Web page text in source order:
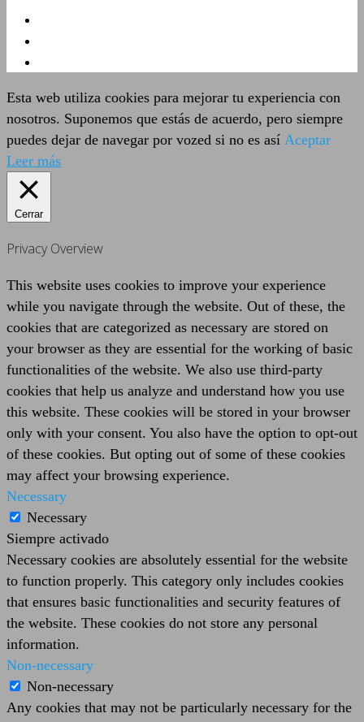
Esta web utiliza cookies para mejorar tu experiencia con
nosotros. Suponemos que estás de acuerdo, pero siempre
puedes dejar de navegar por vozed si no es así Aceptar
Leer más
Cerrar
Privacy Overview
This website uses cookies to improve your experience
while you navigate through the website. Out of these, the
cookies that are categorized as necessary are stored on
your browser as they are essential for the working of basic
functionalities of the website. We also use third-party
cookies that help us analyze and understand how you use
this website. These cookies will be stored in your browser
only with your consent. You also have the option to opt-out
of these cookies. But opting out of some of these cookies
may affect your browsing experience.
Necessary
Necessary
Siempre activado
Necessary cookies are absolutely essential for the website
to function properly. This category only includes cookies
that ensures basic functionalities and security features of
the website. These cookies do not store any personal
information.
Non-necessary
Non-necessary
Any cookies that may not be particularly necessary for the